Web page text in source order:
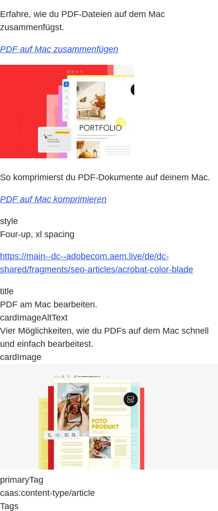
Erfahre, wie du PDF-Dateien auf dem Mac
zusammenfügst.
PDF auf Mac zusammenfügen
So komprimierst du PDF-Dokumente auf deinem Mac.
PDF auf Mac komprimieren
style
Four-up, xl spacing
https://main--dc--adobecom.aem.live/de/dc-
shared/fragments/seo-articles/acrobat-color-blade
title
PDF am Mac bearbeiten.
cardImageAltText
Vier Möglichkeiten, wie du PDFs auf dem Mac schnell
und einfach bearbeitest.
cardImage
primaryTag
caas:content-type/article
Tags